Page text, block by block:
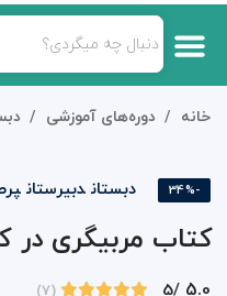
خانه دوره‌های آموزشی
-34% دبستان دبیرستان
کتاب مربیگری در
5.0
/5
(7)